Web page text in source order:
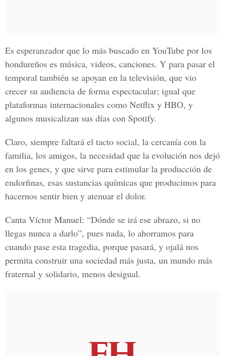
Es esperanzador que lo más buscado en YouTube por los
hondureños es música, videos, canciones. Y para pasar el
temporal también se apoyan en la televisión, que vio
crecer su audiencia de forma espectacular; igual que
plataformas internacionales como Netflix y HBO, y
algunos musicalizan sus días con Spotify.
Claro, siempre faltará el tacto social, la cercanía con la
familia, los amigos, la necesidad que la evolución nos dejó
en los genes, y que sirve para estimular la producción de
endorfinas, esas sustancias químicas que producimos para
hacernos sentir bien y atenuar el dolor.
Canta Víctor Manuel: “Dónde se irá ese abrazo, si no
llegas nunca a darlo”, pues nada, lo ahorramos para
cuando pase esta tragedia, porque pasará, y ojalá nos
permita construir una sociedad más justa, un mundo más
fraternal y solidario, menos desigual.